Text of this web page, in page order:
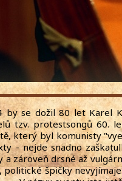
by se dožil 80 let Karel
tzv. protestsongů 60.
který byl komunisty
- nejde snadno
a zároveň drsné až
politické špičky